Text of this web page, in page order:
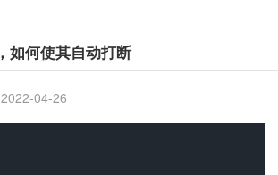
如何使其自动打断
2022-04-26